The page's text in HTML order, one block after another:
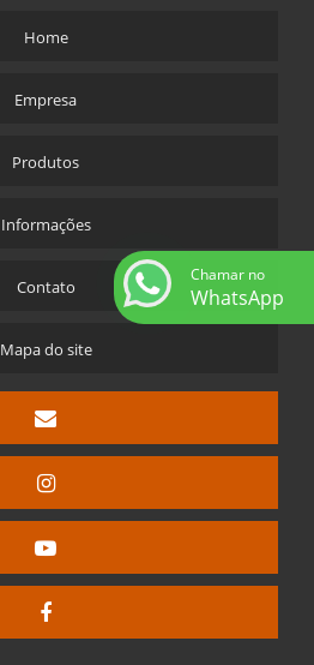
Home
Empresa
Produtos
Informações
Contato
Mapa do site
Chamar no
WhatsApp